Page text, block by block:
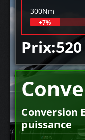
300Nm
+7%
Conversion
puissance